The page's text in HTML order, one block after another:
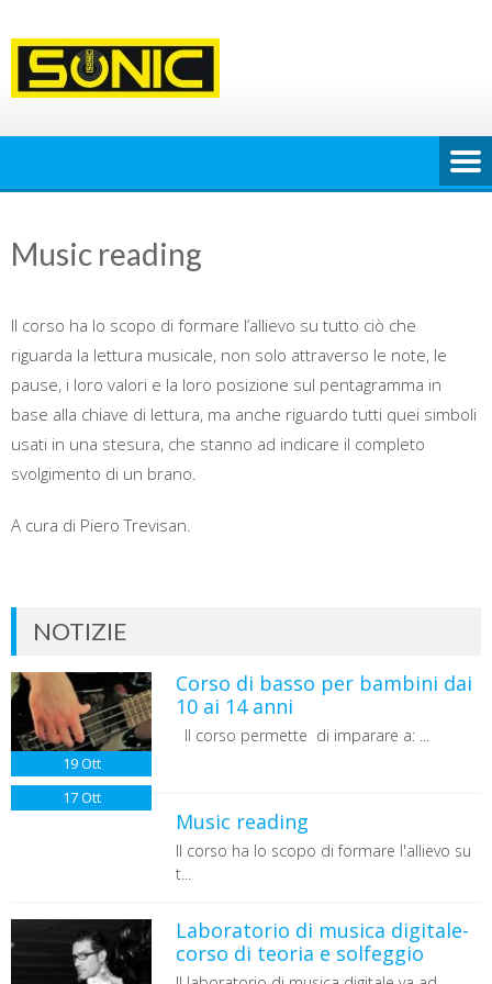
to
content
Music reading
Il corso ha lo scopo di formare l’allievo su tutto ciò che
riguarda la lettura musicale, non solo attraverso le note, le
pause, i loro valori e la loro posizione sul pentagramma in
base alla chiave di lettura, ma anche riguardo tutti quei simboli
usati in una stesura, che stanno ad indicare il completo
svolgimento di un brano.
A cura di Piero Trevisan.
NOTIZIE
19Ott
Corso di basso per bambini dai
10 ai 14 anni
Il corso permette di imparare a: ...
17Ott
Music reading
Il corso ha lo scopo di formare l'allievo su
t...
Laboratorio di musica digitale-
corso di teoria e solfeggio